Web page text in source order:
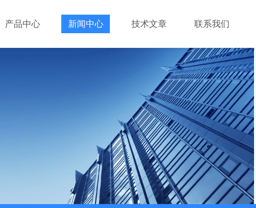
产品中心 新闻中心 技术文章 联系我们